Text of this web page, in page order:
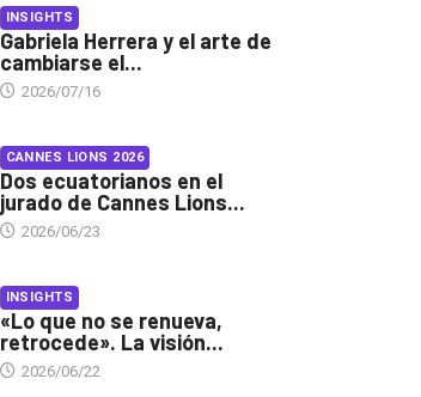
INSIGHTS
Gabriela Herrera y el arte de
cambiarse el...
2026/07/16
CANNES LIONS 2026
Dos ecuatorianos en el
jurado de Cannes Lions...
2026/06/23
INSIGHTS
«Lo que no se renueva,
retrocede». La visión...
2026/06/22